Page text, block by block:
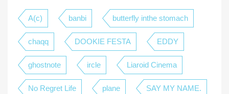
A(c) banbi butterfly inthe stomach
chaqq DOOKIE FESTA EDDY
ghostnote ircle Liaroid Cinema
No Regret Life plane SAY MY NAME.